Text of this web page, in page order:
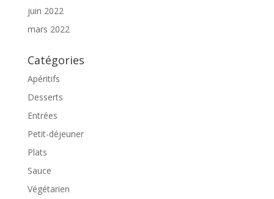
juin 2022
mars 2022
Catégories
Apéritifs
Desserts
Entrées
Petit-déjeuner
Plats
Sauce
Végétarien